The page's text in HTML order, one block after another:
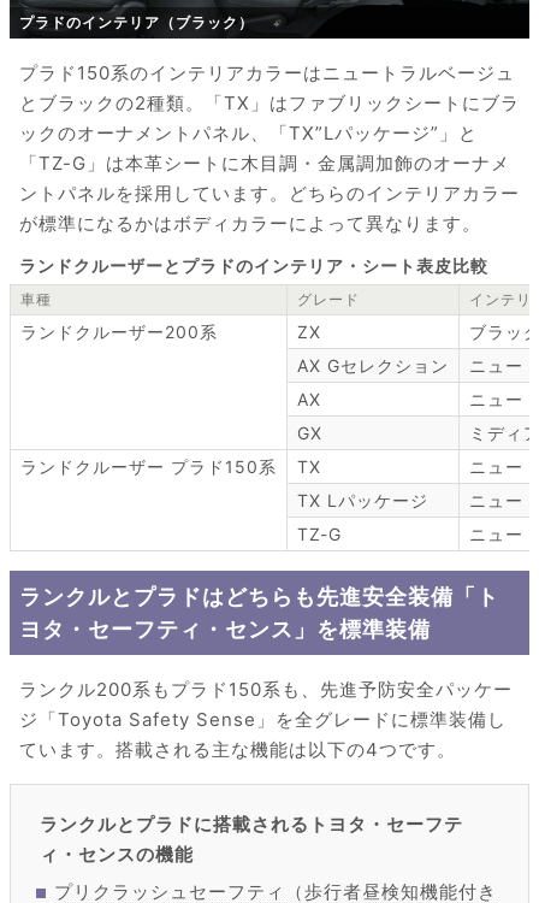
プラドのインテリア（ブラック）
プラド150系のインテリアカラーはニュートラルベージュ
とブラックの2種類。「TX」はファブリックシートにブラ
ックのオーナメントパネル、「TX”Lパッケージ”」と
「TZ-G」は本革シートに木目調・金属調加飾のオーナメ
ントパネルを採用しています。どちらのインテリアカラー
が標準になるかはボディカラーによって異なります。
ランドクルーザーとプラドのインテリア・シート表皮比較
車種 グレード インテリ
ランドクルーザー200系 ZX
ブラッ
AX Gセレクション
ニュー
AX
ニュー
GX
ミディ
ランドクルーザー プラド150系
TX
ニュー
TX Lパッケージ
ニュー
TZ-G
ニュー
ランクルとプラドはどちらも先進安全装備「ト
ヨタ・セーフティ・センス」を標準装備
ランクル200系もプラド150系も、先進予防安全パッケー
ジ「Toyota Safety Sense」を全グレードに標準装備し
ています。搭載される主な機能は以下の4つです。
ランクルとプラドに搭載されるトヨタ・セーフテ
ィ・センスの機能
プリクラッシュセーフティ（歩行者昼検知機能付き